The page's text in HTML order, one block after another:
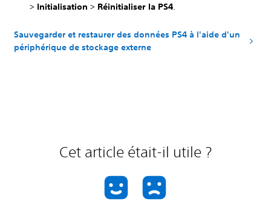
> Initialisation > Réinitialiser la PS4
Sauvegarder et restaurer des données PS4 à l'aide d'un
périphérique de stockage externe
Cet article était-il utile ?